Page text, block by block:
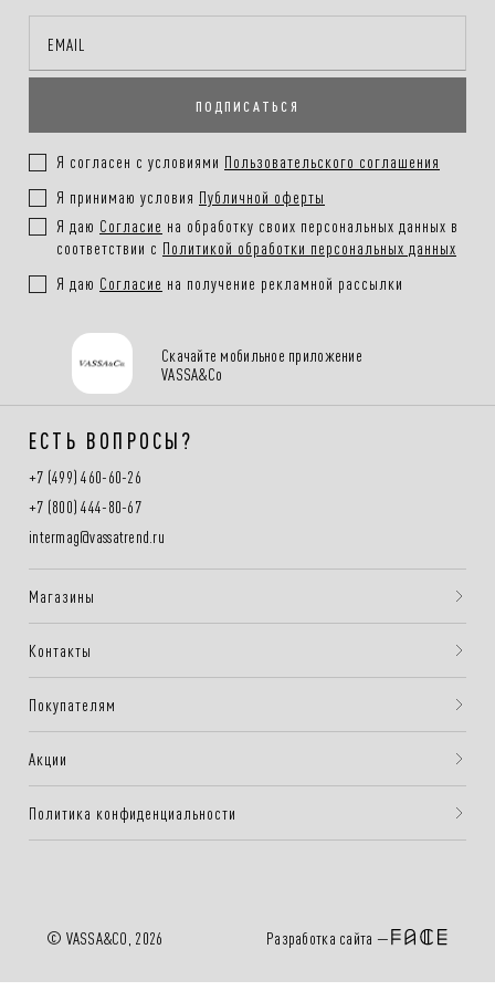
Онлайн-оплата на сайте, наличными или картой при получении
заказа
Покупателям .
ПОДПИСАТЬСЯ
Я согласен с условиями Пользовательского соглашения
Я принимаю условия Публичной оферты
Я даю Согласие на обработку своих персональных данных в
соответствии с Политикой обработки персональных данных
Я даю Согласие на получение рекламной рассылки
Скачайте мобильное приложение
VASSA&Co
ЕСТЬ ВОПРОСЫ?
+7 (499) 460-60-26
+7 (800) 444-80-67
intermag@vassatrend.ru
Магазины
Контакты
Покупателям
Акции
Политика конфиденциальности
© VASSA&CO, 2026 Разработка сайта —